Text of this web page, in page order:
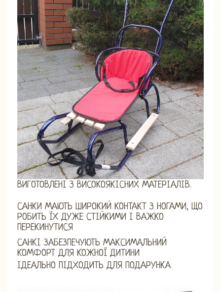
ВИГОТОВЛЕНІ З ВИСОКОЯКІСНИХ МАТЕРІАЛІВ.
САНКИ МАЮТЬ ШИРОКИЙ КОНТАКТ З НОГАМИ, ЩО
РОБИТЬ ЇХ ДУЖЕ СТІЙКИМИ І ВАЖКО
ПЕРЕКИНУТИСЯ
САНКІ ЗАБЕЗПЕЧУЮТЬ МАКСИМАЛЬНИЙ
КОМФОРТ ДЛЯ КОЖНОЇ ДИТИНИ
ІДЕАЛЬНО ПІДХОДИТЬ ДЛЯ ПОДАРУНКА